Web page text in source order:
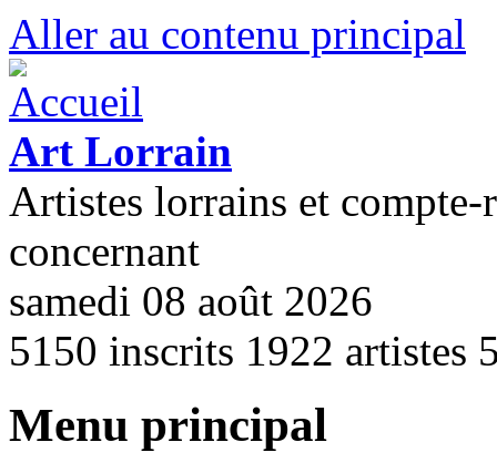
Aller au contenu principal
Art Lorrain
Artistes lorrains et compte-
concernant
samedi 08 août 2026
5150 inscrits 1922 artistes
Menu principal